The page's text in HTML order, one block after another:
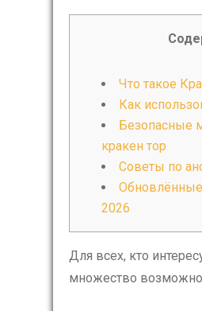
Что такое
Как
Безопасные
кракен тор
Советы по
2026
Для всех, кто
множество